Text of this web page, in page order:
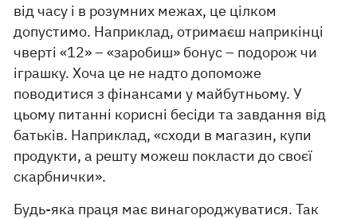
від часу і в розумних межах, це цілком
допустимо. Наприклад, отримаєш наприкінці
чверті «12» – «заробиш» бонус – подорож чи
іграшку. Хоча це не надто допоможе
поводитися з фінансами у майбутньому. У
цьому питанні корисні бесіди та завдання від
батьків. Наприклад, «сходи в магазин, купи
продукти, а решту можеш покласти до своєї
скарбнички».
Будь-яка праця має винагороджуватися. Так